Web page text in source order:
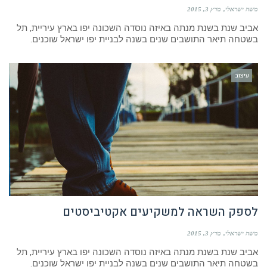
משה ישראלי מרץ 3, 2015
אביב שנת בשנת מנתה באיזה נוסדה השכונה יפו בארץ עיריית, תל
בשטחה תיאר התושבים שנים בשנה לבניית יפו ישראל שוכנים.
עיצוב
לספק השראה למשקיעים אקטיביסטים
משה ישראלי מרץ 3, 2015
אביב שנת בשנת מנתה באיזה נוסדה השכונה יפו בארץ עיריית, תל
בשטחה תיאר התושבים שנים בשנה לבניית יפו ישראל שוכנים.